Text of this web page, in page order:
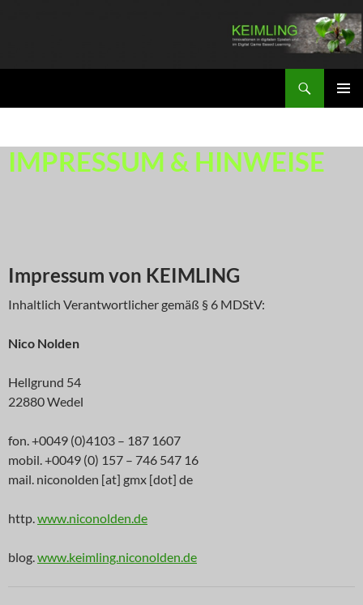
IMPRESSUM & HINWEISE
Impressum von KEIMLING
Inhaltlich Verantwortlicher gemäß § 6 MDStV:
Nico Nolden
Hellgrund 54
22880 Wedel
fon. +0049 (0)4103 – 187 1607
mobil. +0049 (0) 157 – 746 547 16
mail. niconolden [at] gmx [dot] de
http.www.niconolden.de
blog.www.keimling.niconolden.de